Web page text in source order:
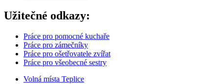
Užitečné odkazy:
Práce pro pomocné kuchaře
Práce pro zámečníky
Práce pro ošetřovatele zvířat
Práce pro všeobecné sestry
Volná místa Teplice